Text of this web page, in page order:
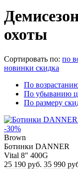
охоты
Сортировать по: по
новинки скидка
По
По убыванию
По размеру
-30%
Brown
Ботинки DANNER
Vital 8" 400G
25 190 руб. 35 990